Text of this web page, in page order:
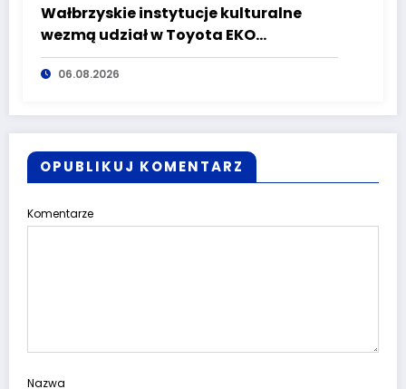
Wałbrzyskie instytucje kulturalne
wezmą udział w Toyota EKO
Półmaraton Wałbrzych
06.08.2026
OPUBLIKUJ KOMENTARZ
Komentarze
Nazwa